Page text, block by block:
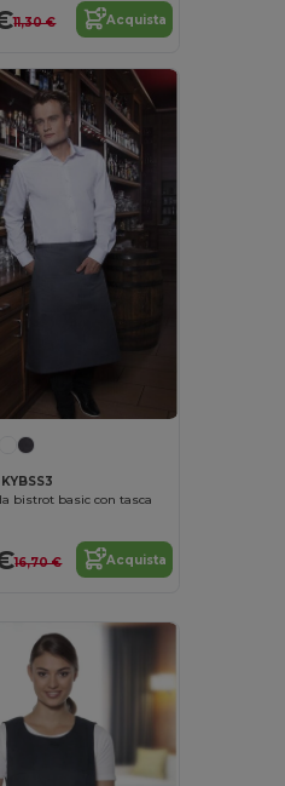
11,30 € Acquista
bistrot basic con tasca
16,70 € Acquista